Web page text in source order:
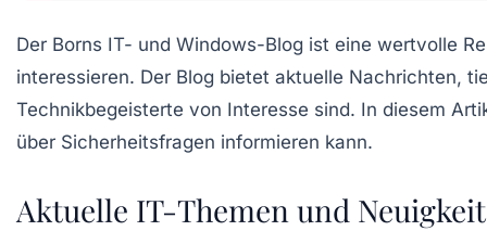
Der Borns IT- und Windows-Blog ist eine wertvolle
interessieren. Der Blog bietet aktuelle Nachrichten,
Technikbegeisterte von Interesse sind. In diesem
über Sicherheitsfragen informieren kann.
Aktuelle IT-Themen und